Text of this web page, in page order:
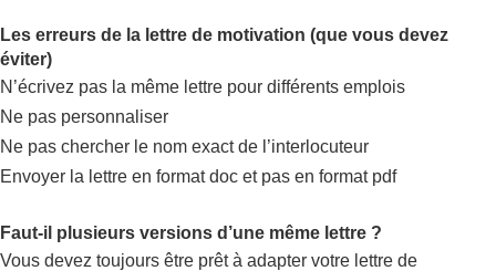
Les erreurs de la lettre de motivation (que vous devez
éviter)
N’écrivez pas la même lettre pour différents emplois
Ne pas personnaliser
Ne pas chercher le nom exact de l’interlocuteur
Envoyer la lettre en format doc et pas en format pdf
Faut-il plusieurs versions d’une même lettre ?
Vous devez toujours être prêt à adapter votre lettre de